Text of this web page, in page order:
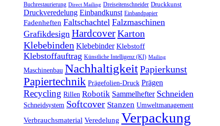
Buchrestaurierung Direct Mailing Dreiseitenschneider Druckkunst
Druckveredelung Einbandkunst Einbandpapier
Fadenheften Faltschachtel Falzmaschinen
Grafikdesign HardcoverKarton
Klebebinden Klebebinder Klebstoff
Klebstoffauftrag Künstliche Intelligenz (KI) Mailing
Maschinenbau NachhaltigkeitPapierkunst
Papiertechnik Prägefolien-Druck Prägen
Recycling Rillen Robotik Sammelhefter Schneiden
Schneidsystem Softcover Stanzen Umweltmanagement
Verbrauchsmaterial Veredelung Verpackung